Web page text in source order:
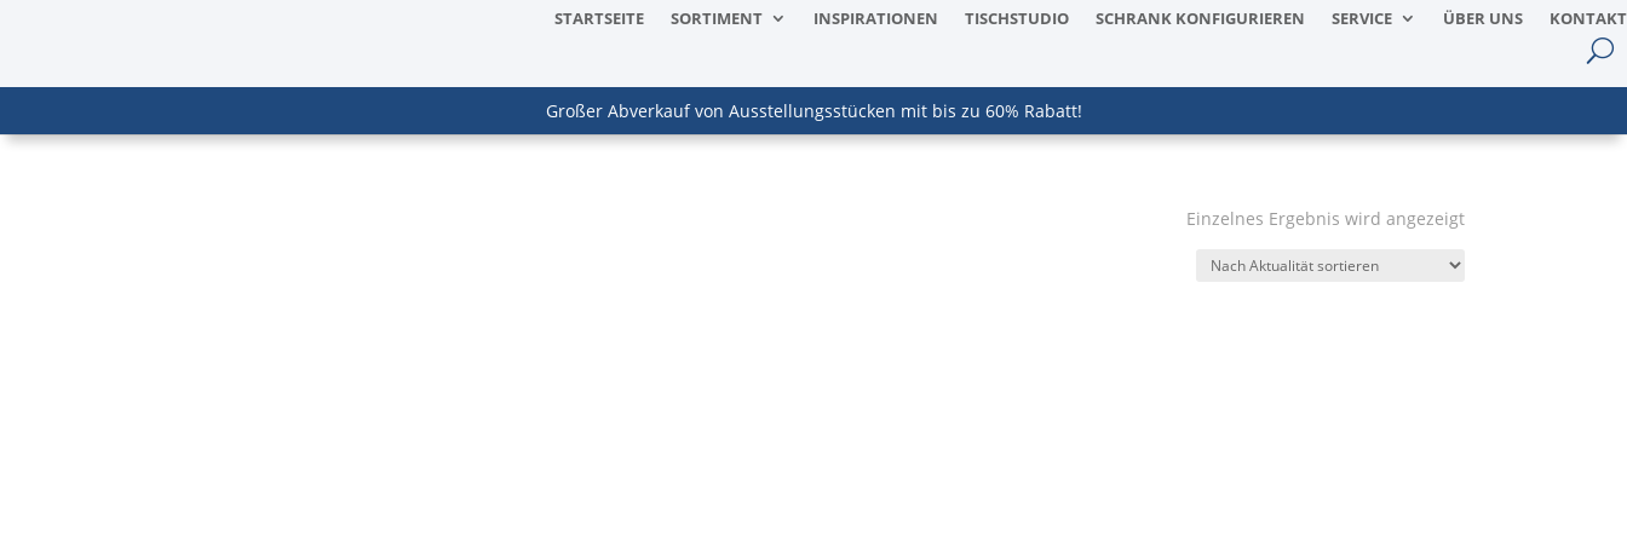
STARTSEITE SORTIMENT INSPIRATIONEN TISCHSTUDIO SCHRANK KONFIGURIEREN SERVICE ÜBER UNS KONTAKT
Großer Abverkauf von Ausstellungsstücken mit bis zu 60% Rabatt!
Einzelnes Ergebnis wird angezeigt